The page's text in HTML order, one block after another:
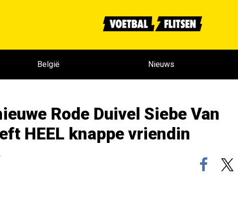
België Nieuws
Rode Duivel Siebe Van
HEEL knappe vriendin